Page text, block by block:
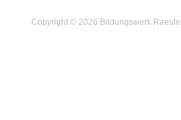
Copyright © 2026 Bildungswerk